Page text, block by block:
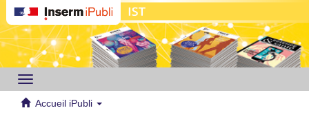
Toggle
navigation
Accueil iPubli